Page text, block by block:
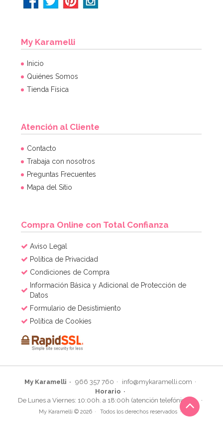
My Karamelli
Inicio
Quiénes Somos
Tienda Física
Atención al Cliente
Contacto
Trabaja con nosotros
Preguntas Frecuentes
Mapa del Sitio
Compra Online con Total Confianza
Aviso Legal
Política de Privacidad
Condiciones de Compra
Información Básica y Adicional de Protección de
Datos
Formulario de Desistimiento
Política de Cookies
My Karamelli 966 357 760
info@mykaramelli.com
Horario
De Lunes a Viernes: 10:00h. a 18:00h (atención telefónica)
My Karamelli © 2026 Todos los derechos reservados